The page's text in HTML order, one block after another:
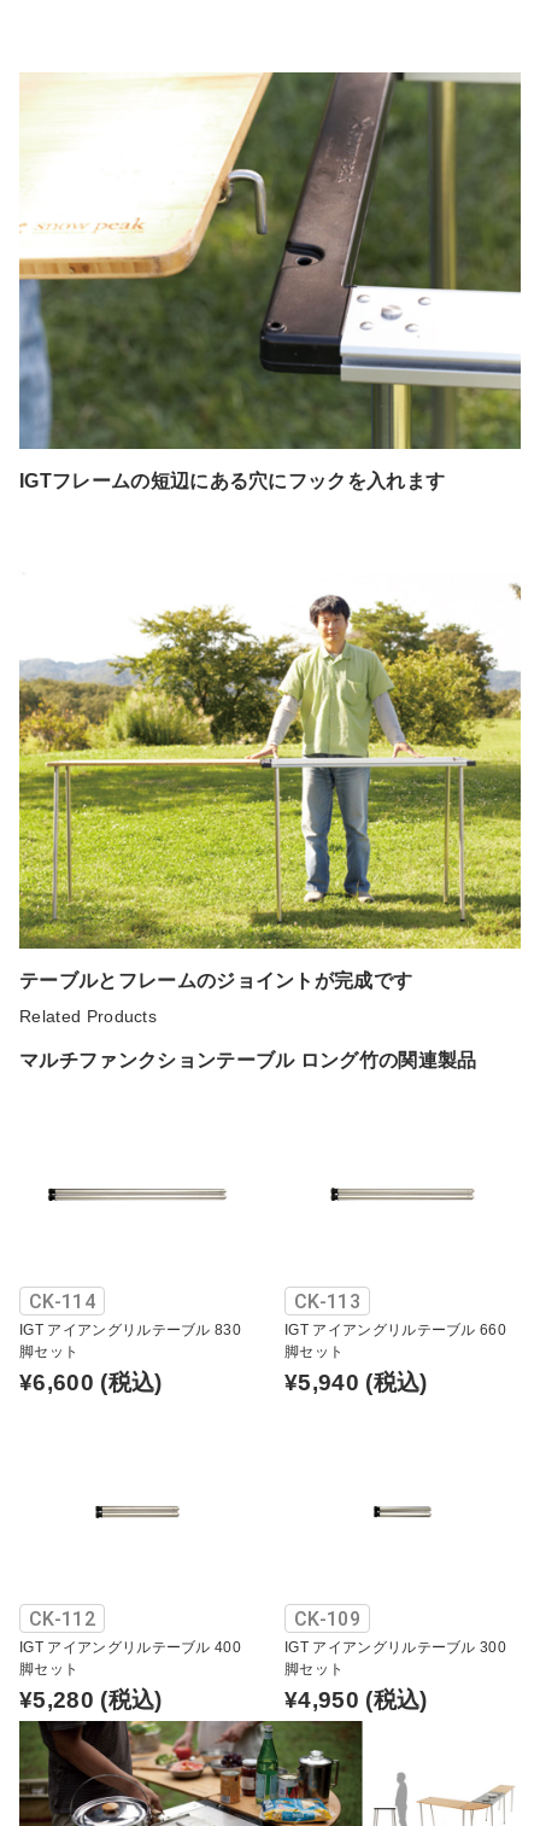
IGTフレームの短辺にある穴にフックを入れます
テーブルとフレームのジョイントが完成です
Related Products
マルチファンクションテーブル ロング竹の関連製品
CK-114
IGT アイアングリルテーブル 830
脚セット
¥6,600 (税込)
CK-113
IGT アイアングリルテーブル 660
脚セット
¥5,940 (税込)
CK-112
IGT アイアングリルテーブル 400
脚セット
¥5,280 (税込)
CK-109
IGT アイアングリルテーブル 300
脚セット
¥4,950 (税込)